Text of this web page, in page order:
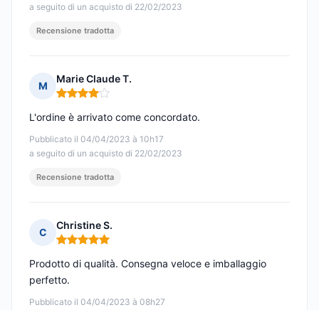
a seguito di un acquisto di 22/02/2023
Recensione tradotta
M
Marie Claude T.
Nota: 4 su 5
Pubblicato il 04/04/2023 à 10h17
a seguito di un acquisto di 22/02/2023
L'ordine è arrivato come concordato.
Recensione tradotta
C
Christine S.
Nota: 5 su 5
Pubblicato il 04/04/2023 à 08h27
Prodotto di qualità. Consegna veloce e imballaggio
perfetto.